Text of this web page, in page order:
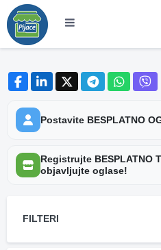
Postavite BESPLATNO
Registrujte BESPLATNO
objavljujte oglase!
FILTERI